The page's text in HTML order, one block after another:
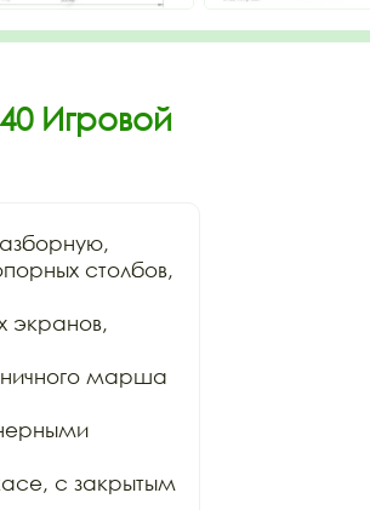
Игровой
столбов,
экранов,
марша
с закрытым